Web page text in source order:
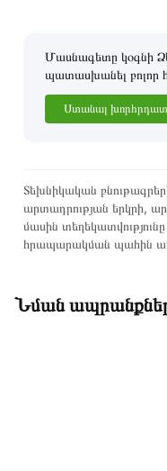
Մասնագետը կօգնի
պատասխանել բոլոր
Ստանալ
Տեխնիկական
արտադրության երկրի,
մասին
հրապարակման պահին
Նման